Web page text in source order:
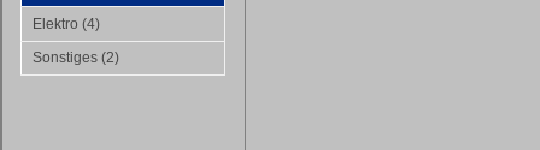
Elektro (4)
Sonstiges (2)